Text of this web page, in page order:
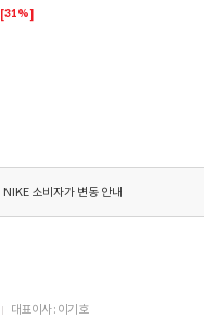
[31%]
CONVERSE 소비자가 변동 안내
대표이사 : 이기호